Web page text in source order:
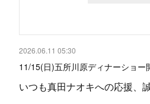
2026.06.11 05:30
11/15(日)五所川原ディナーショー
いつも真田ナオキへの応援、